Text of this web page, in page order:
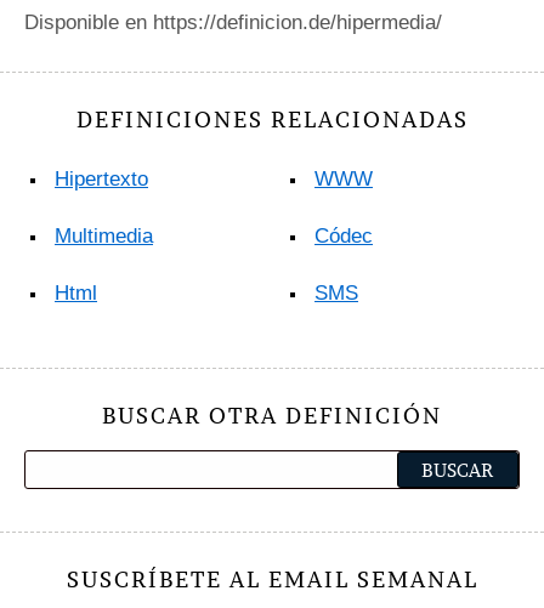
Disponible en https://definicion.de/hipermedia/
DEFINICIONES RELACIONADAS
Hipertexto
Multimedia
Html
WWW
Códec
SMS
BUSCAR OTRA DEFINICIÓN
SUSCRÍBETE AL EMAIL SEMANAL